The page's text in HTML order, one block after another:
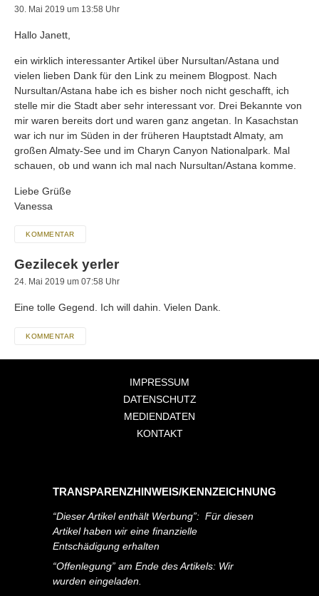
30. Mai 2019 um 13:58 Uhr
Hallo Janett,
ein wirklich interessanter Artikel über Nursultan/Astana und
vielen lieben Dank für den Link zu meinem Blogpost. Nach
Nursultan/Astana habe ich es bisher noch nicht geschafft, ich
stelle mir die Stadt aber sehr interessant vor. Drei Bekannte von
mir waren bereits dort und waren ganz angetan. In Kasachstan
war ich nur im Süden in der früheren Hauptstadt Almaty, am
großen Almaty-See und im Charyn Canyon Nationalpark. Mal
schauen, ob und wann ich mal nach Nursultan/Astana komme.
Liebe Grüße
Vanessa
KOMMENTAR
Gezilecek yerler
24. Mai 2019 um 07:58 Uhr
Eine tolle Gegend. Ich will dahin. Vielen Dank.
KOMMENTAR
IMPRESSUM
DATENSCHUTZ
MEDIENDATEN
KONTAKT
TRANSPARENZHINWEIS/KENNZEICHNUNG
“Dieser Artikel enthält Werbung”: Für diesen
Artikel haben wir eine finanzielle
Entschädigung erhalten
“Offenlegung” am Ende des Artikels: Wir
wurden eingeladen.